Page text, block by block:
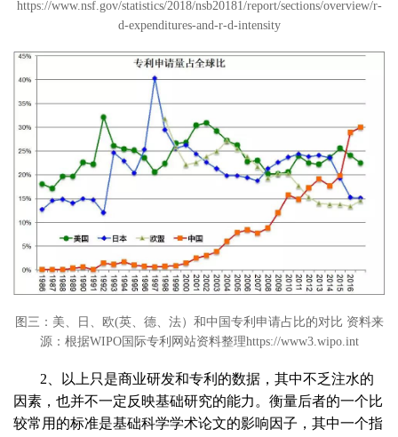
https://www.nsf.gov/statistics/2018/nsb20181/report/sections/overview/r-
d-expenditures-and-r-d-intensity
图三：美、日、欧(英、德、法）和中国专利申请占比的对比 资料来
源：根据WIPO国际专利网站资料整理https://www3.wipo.int
2、以上只是商业研发和专利的数据，其中不乏注水的
因素，也并不一定反映基础研究的能力。衡量后者的一个比
较常用的标准是基础科学学术论文的影响因子，其中一个指